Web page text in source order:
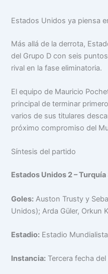
Estados Unidos ya piensa
Más allá de la derrota,
del Grupo D con seis
rival en la fase eliminatoria.
El equipo de Mauricio
principal de terminar
varios de sus titulares
próximo compromiso del
Síntesis del partido
Estados Unidos 2 – Turquía
Goles: Auston Trusty y
Unidos); Arda Güler, Orkun
Estadio: Estadio
Instancia: Tercera fecha